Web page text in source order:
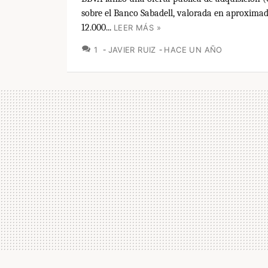
sobre el Banco Sabadell, valorada en
12.000... LEER MÁS »
1 COMENTARIOS
JAVIER RUIZ HACE UN AÑO